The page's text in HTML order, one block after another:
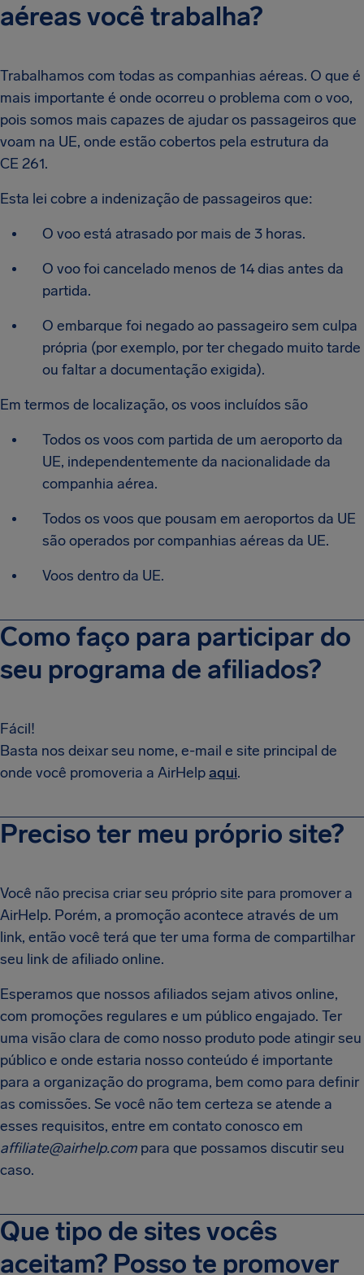
aéreas você trabalha?
Trabalhamos com todas as companhias aéreas. O que é
mais importante é onde ocorreu o problema com o voo,
pois somos mais capazes de ajudar os passageiros que
voam na UE, onde estão cobertos pela estrutura da
CE 261.
Esta lei cobre a indenização de passageiros que:
O voo está atrasado por mais de 3 horas.
O voo foi cancelado menos de 14 dias antes da
partida.
O embarque foi negado ao passageiro sem culpa
própria (por exemplo, por ter chegado muito tarde
ou faltar a documentação exigida).
Em termos de localização, os voos incluídos são
Todos os voos com partida de um aeroporto da
UE, independentemente da nacionalidade da
companhia aérea.
Todos os voos que pousam em aeroportos da UE
são operados por companhias aéreas da UE.
Voos dentro da UE.
Como faço para participar do
seu programa de afiliados?
Fácil!
Basta nos deixar seu nome, e-mail e site principal de
onde você promoveria a AirHelpaqui.
Preciso ter meu próprio site?
Você não precisa criar seu próprio site para promover a
AirHelp. Porém, a promoção acontece através de um
link, então você terá que ter uma forma de compartilhar
seu link de afiliado online.
Esperamos que nossos afiliados sejam ativos online,
com promoções regulares e um público engajado. Ter
uma visão clara de como nosso produto pode atingir seu
público e onde estaria nosso conteúdo é importante
para a organização do programa, bem como para definir
as comissões. Se você não tem certeza se atende a
esses requisitos, entre em contato conosco em
affiliate@airhelp.com para que possamos discutir seu
caso.
Que tipo de sites vocês
aceitam? Posso te promover